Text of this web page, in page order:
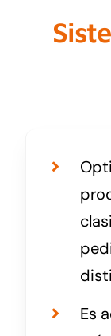
Es